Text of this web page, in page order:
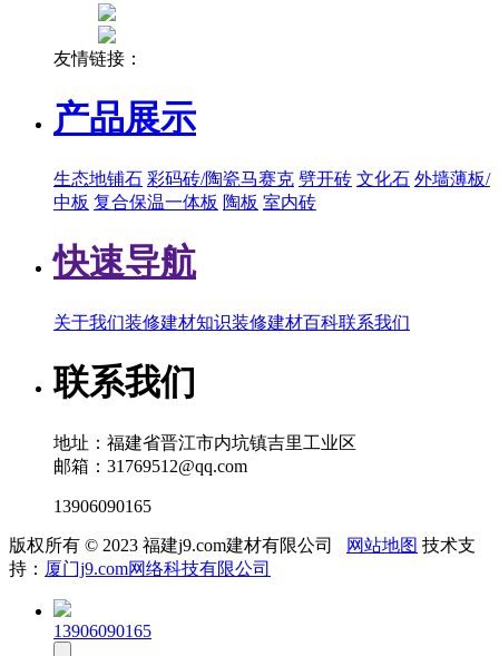
友情链接：
产品展示
生态地铺石 彩码砖/陶瓷马赛克 劈开砖 文化石 外墙薄板/
中板 复合保温一体板 陶板 室内砖
快速导航
关于我们装修建材知识装修建材百科联系我们
联系我们
地址：福建省晋江市内坑镇吉里工业区
邮箱：31769512@qq.com
13906090165
版权所有 © 2023 福建j9.com建材有限公司 网站地图 技术支
持： 厦门j9.com网络科技有限公司
13906090165